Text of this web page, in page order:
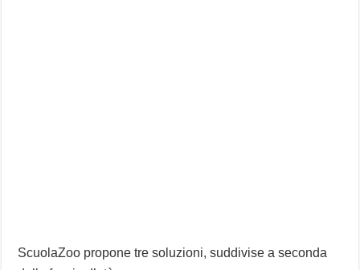
ScuolaZoo propone tre soluzioni, suddivise a seconda